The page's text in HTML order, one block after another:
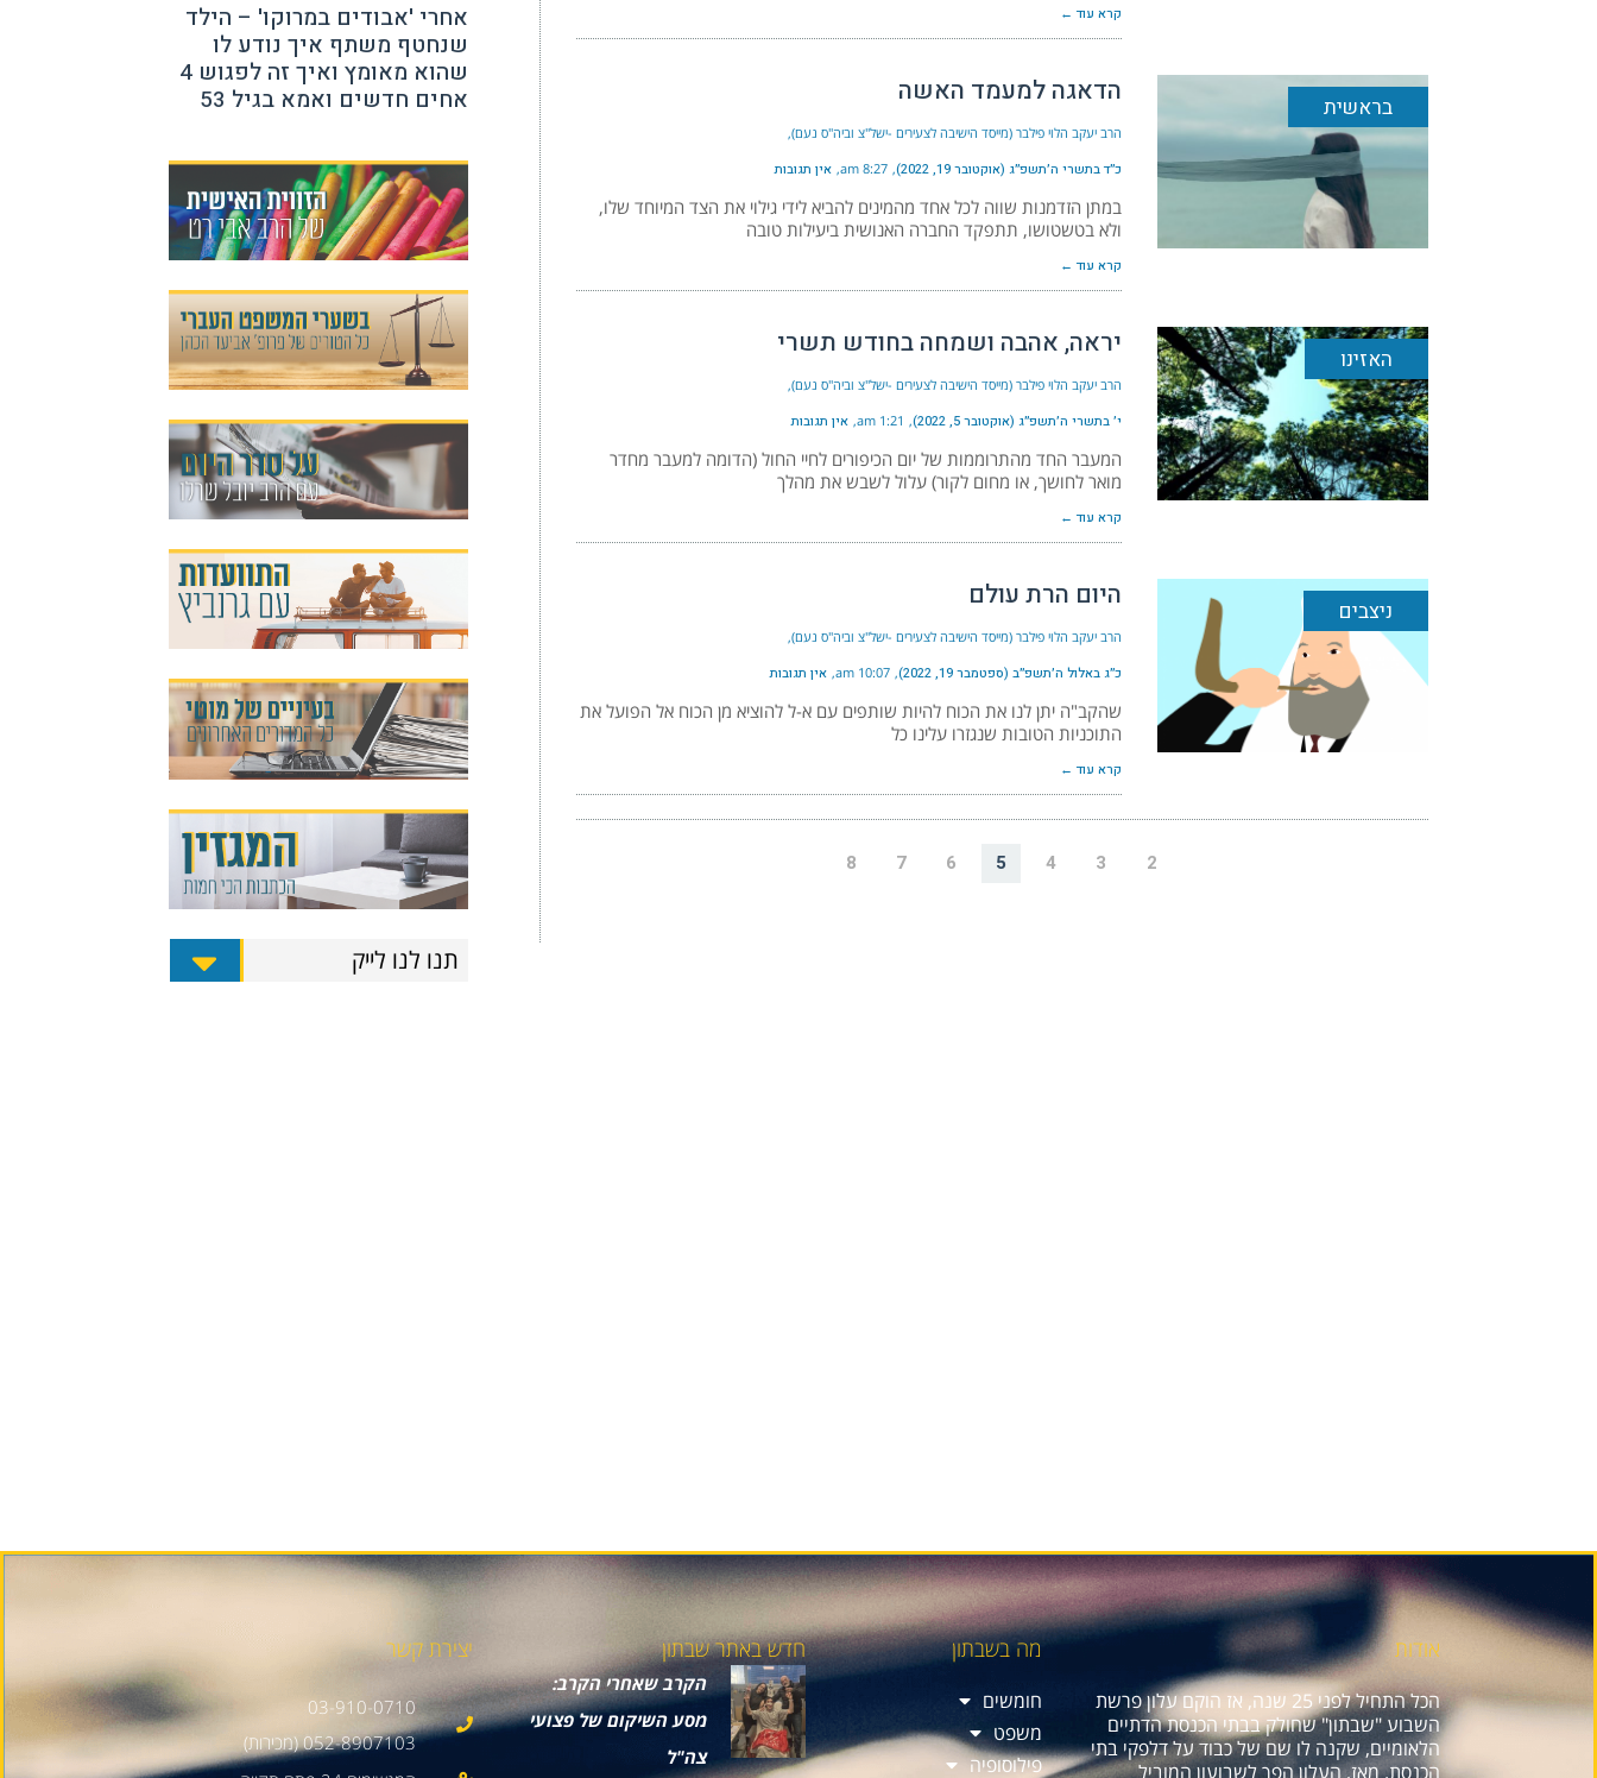
קרא עוד ←
בראשית הדאגה למעמד האשה
הרב יעקב הלוי פילבר (מייסד הישיבה לצעירים -ישל"צ וביה"ס נעם)
כ״ד בתשרי ה׳תשפ״ג (אוקטובר 19, 2022) 8:27 am אין תגובות
במתן הזדמנות שווה לכל אחד מהמינים להביא לידי גילוי את הצד המיוחד שלו,
ולא בטשטושו, תתפקד החברה האנושית ביעילות טובה
קרא עוד ←
האזינו יראה, אהבה ושמחה בחודש תשרי
הרב יעקב הלוי פילבר (מייסד הישיבה לצעירים -ישל"צ וביה"ס נעם)
י׳ בתשרי ה׳תשפ״ג (אוקטובר 5, 2022) 1:21 am אין תגובות
המעבר החד מהתרוממות של יום הכיפורים לחיי החול (הדומה למעבר מחדר
מואר לחושך, או מחום לקור) עלול לשבש את מהלך
קרא עוד ←
ניצבים היום הרת עולם
הרב יעקב הלוי פילבר (מייסד הישיבה לצעירים -ישל"צ וביה"ס נעם)
כ״ג באלול ה׳תשפ״ב (ספטמבר 19, 2022) 10:07 am אין תגובות
שהקב"ה יתן לנו את הכוח להיות שותפים עם א-ל להוציא מן הכוח אל הפועל את
התוכניות הטובות שנגזרו עלינו כל
קרא עוד ←
2
3
4
5
6
7
8
אחרי 'אבודים במרוקו' – הילד
שנחטף משתף איך נודע לו
שהוא מאומץ ואיך זה לפגוש 4
אחים חדשים ואמא בגיל 53
תנו לנו לייק
אודות
הכל התחיל לפני 25 שנה, אז הוקם עלון פרשת
השבוע "שבתון" שחולק בבתי הכנסת הדתיים
הלאומיים, שקנה לו שם של כבוד על דלפקי בתי
הכנסת. מאז, העלון הפך לשבועון המוביל
מה בשבתון
חומשים
משפט
פילוסופיה
חדש באתר שבתון
הקרב שאחרי הקרב:
מסע השיקום של פצועי
צה"ל
יצירת קשר
03-910-0710
052-8907103 (מכירות)